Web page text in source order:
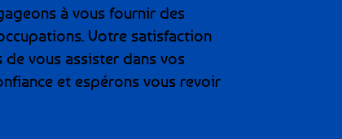
à vous fournir des
Votre satisfaction
vous assister dans vos
et espérons vous revoir